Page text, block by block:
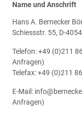
Name und Anschrift
Hans A. Bernecker
Schiessstr. 55, D-
Telefon: +49 (0)211
Anfragen)
Telefax: +49 (0)211
E-Mail:
Anfragen)